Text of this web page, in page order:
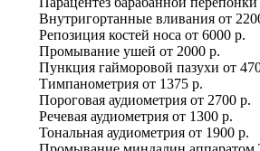
Внутригортанные вливания от
Репозиция костей носа от 6000 р.
Промывание ушей от 2000 р.
Пункция гайморовой пазухи от
Тимпанометрия от 1375 р.
Пороговая аудиометрия от 2700 р.
Речевая аудиометрия от 1300 р.
Тональная аудиометрия от 1900 р.